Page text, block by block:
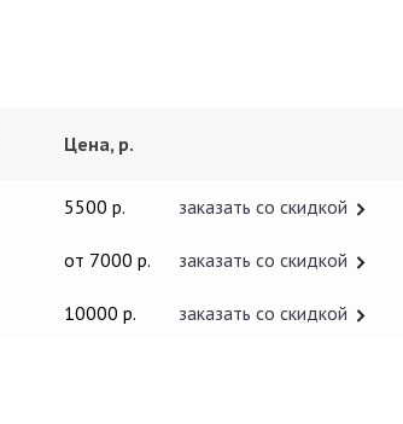
Цена, р.
5500 р. заказать со скидкой
от 7000 р. заказать со скидкой
10000 р. заказать со скидкой